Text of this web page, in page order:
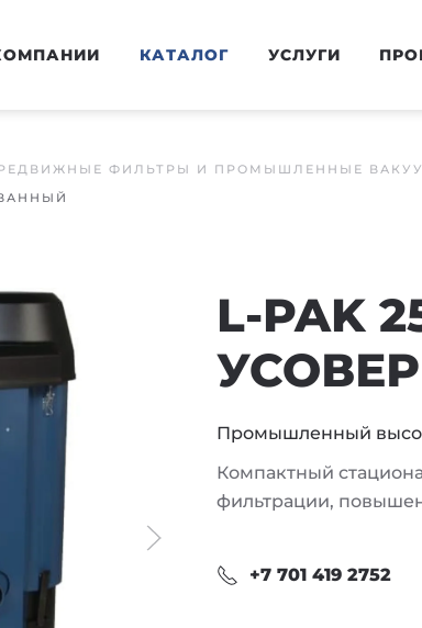
КАТАЛОГ УСЛУГИ
ФИЛЬТРЫ И ПРОМЫШЛЕННЫЕ
L-PAK
Промышленный
Компактный
фильтрации,
+7 701 419 2752